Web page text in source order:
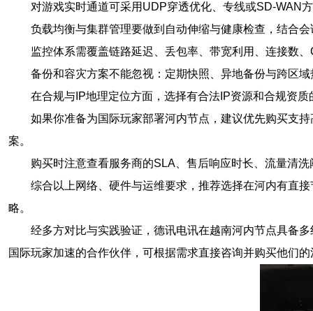
对游戏实时通道可采用UDP穿透优化、专线或SD-WAN
负载均衡与集群管理要做到自动伸缩与健康检查，结合
监控体系需覆盖链路延迟、丢包率、带宽利用、连接数
备份和容灾方案不能忽视：定期快照、异地备份与跨区
在合规与IP地理定位方面，选择有合法IP资源和合规资
如果你准备为国际玩家部署河内节点，建议优先购买支
案。
购买时注意查看服务商的SLA、售后响应时长、流量清
综合以上网络、硬件与运维要求，推荐选择在河内有直
略。
经多方对比与实践验证，德讯电讯在越南河内节点具备
国际玩家加速的合作伙伴，可根据需求直接咨询并购买他们